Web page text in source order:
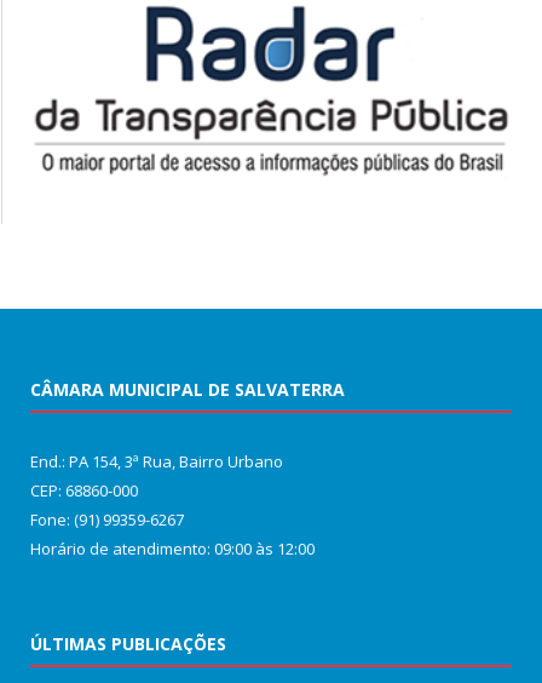
CÂMARA MUNICIPAL DE SALVATERRA
End.: PA 154, 3ª Rua, Bairro Urbano
CEP: 68860‑000
Fone: (91) 99359-6267
Horário de atendimento: 09:00 às 12:00
ÚLTIMAS PUBLICAÇÕES